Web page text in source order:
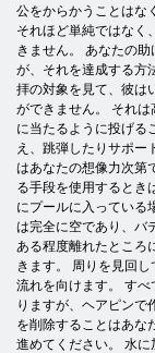
公をからかうことはな
それほど単純ではなく
きません。 あなたの
が、それを達成する方
拝の対象を見て、彼は
ができません。 それ
に当たるように投げる
え、跳弾したりサポー
はあなたの想像力次第
る手段を使用するとき
にプールに入っている
は完全に空であり、バ
ある程度離れたところ
きます。 周りを見回
流れを向けます。 す
りますが、ヘアピンで
を削除することはあな
進めてください。 水